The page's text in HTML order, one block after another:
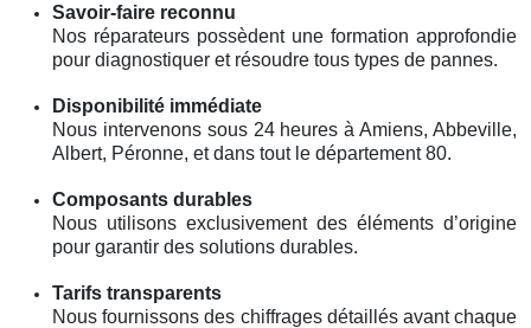
Savoir-faire reconnu
Nos réparateurs possèdent une formation approfondie
pour diagnostiquer et résoudre tous types de pannes.
Disponibilité immédiate
Nous intervenons sous 24 heures à Amiens, Abbeville,
Albert, Péronne, et dans tout le département 80.
Composants durables
Nous utilisons exclusivement des éléments d’origine
pour garantir des solutions durables.
Tarifs transparents
Nous fournissons des chiffrages détaillés avant chaque